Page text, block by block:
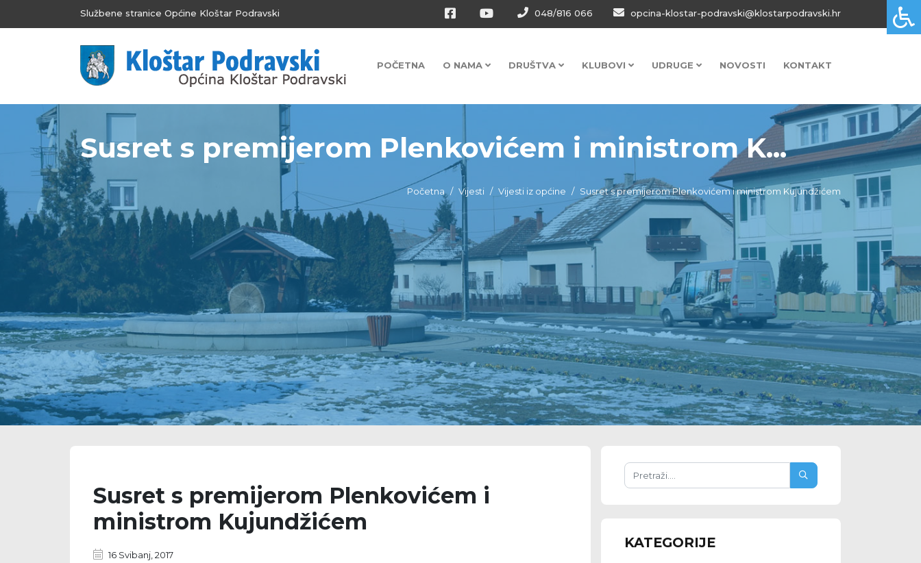
Službene stranice Općine Kloštar Podravski 048/816 066 opcina-klostar-podravski@klostarpodravski.hr
POČETNA O NAMA DRUŠTVA KLUBOVI UDRUGE NOVOSTI KONTAKT
Susret s premijerom Plenkovićem i ministrom K...
Početna Vijesti Vijesti iz općine Susret s premijerom Plenkovićem i ministrom Kujundžićem
Susret s premijerom Plenkovićem i
ministrom Kujundžićem
16 Svibanj, 2017
KATEGORIJE